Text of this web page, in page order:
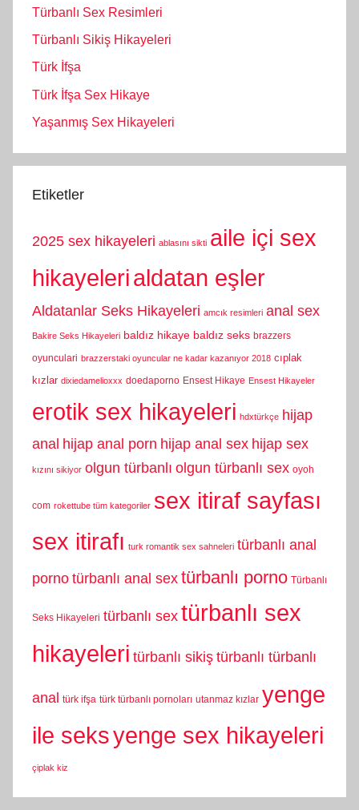
Türbanlı Sex Resimleri
Türbanlı Sikiş Hikayeleri
Türk İfşa
Türk İfşa Sex Hikaye
Yaşanmış Sex Hikayeleri
Etiketler
2025 sex hikayeleri ablasını sikti aile içi sex
hikayelerialdatan eşler
Aldatanlar Seks Hikayeleri amcık resimleri anal sex
Bakire Seks Hikayeleri baldız hikaye baldız seks brazzers
oyunculari brazzerstaki oyuncular ne kadar kazanıyor 2018 cıplak
kızlar dixiedamelioxxx doedaporno Ensest Hikaye Ensest Hikayeler
erotik sex hikayeleri hdxtürkçe hijap
anal hijap anal porn hijap anal sex hijap sex
kızını sikiyor olgun türbanlı olgun türbanlı sex oyoh
com rokettube tüm kategoriler sex itiraf sayfası
sex itirafı turk romantik sex sahneleri türbanlı anal
porno türbanlı anal sex türbanlı porno Türbanlı
Seks Hikayeleri türbanlı sex türbanlı sex
hikayeleri türbanlı sikiş türbanlı türbanlı
anal türk ifşa türk türbanlı pornoları utanmaz kızlar yenge
ile seksyenge sex hikayeleri
çiplak kiz